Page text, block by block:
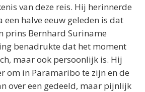
van deze reis. Hij herinnerde
halve eeuw geleden is dat
prins Bernhard Suriname
benadrukte dat het moment
maar ook persoonlijk is. Hij
om in Paramaribo te zijn en de
over een gedeeld, maar pijnlijk